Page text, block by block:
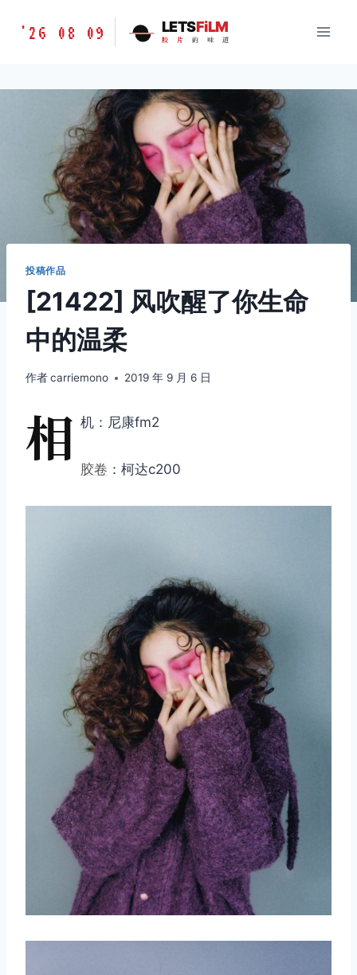
胶
味
LETSFILM
'26 08 09 LETSFiLM
胶 片 的 味 道
投稿作品
[21422] 风吹醒了你生命
中的温柔
作者carriemono 2019 年 9 月 6 日
相 机：尼康fm2
胶卷 ：柯达c200